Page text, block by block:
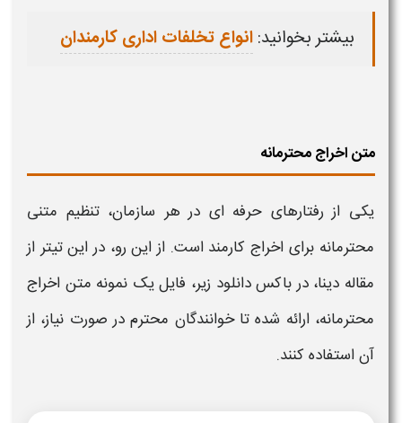
بیشتر بخوانید:انواع تخلفات اداری کارمندان
متن اخراج محترمانه
یکی از رفتارهای حرفه ای در هر سازمان، تنظیم متنی
محترمانه برای اخراج کارمند است. از این رو، در این تیتر از
مقاله دینا، در باکس دانلود زیر، فایل یک نمونه متن اخراج
محترمانه، ارائه شده تا خوانندگان محترم در صورت نیاز، از
آن استفاده کنند.